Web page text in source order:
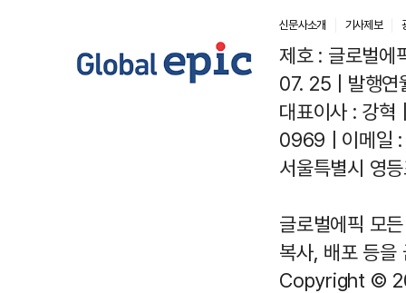
신문사소개 기사제보
제호 : 글로벌
07. 25 | 발행연
대표이사 : 강
0969 | 이메일
서울특별시 영
글로벌에픽 모
복사, 배포 등을
Copyright ©